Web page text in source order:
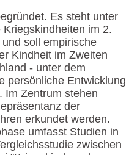
Es steht unter
im 2.
soll empirische
Kindheit im Zweiten
- unter dem
persönliche Entwicklung
Im Zentrum stehen
der
erkundet werden.
umfasst Studien in
zwischen